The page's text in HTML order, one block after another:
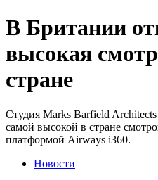
В Британии
высокая
стране
Студия Marks Barfield Architects
самой высокой в стране
платформой Airways i360.
Новости